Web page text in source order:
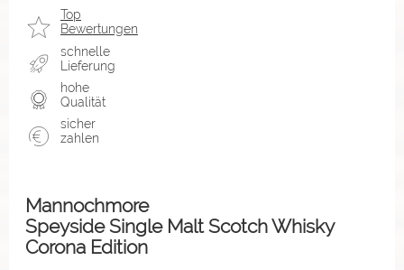
Top
Bewertungen
schnelle
Lieferung
hohe
Qualität
sicher
zahlen
Mannochmore
Speyside Single Malt Scotch Whisky
Corona Edition